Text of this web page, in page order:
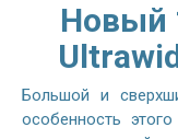
Новый
Большой и
особенность